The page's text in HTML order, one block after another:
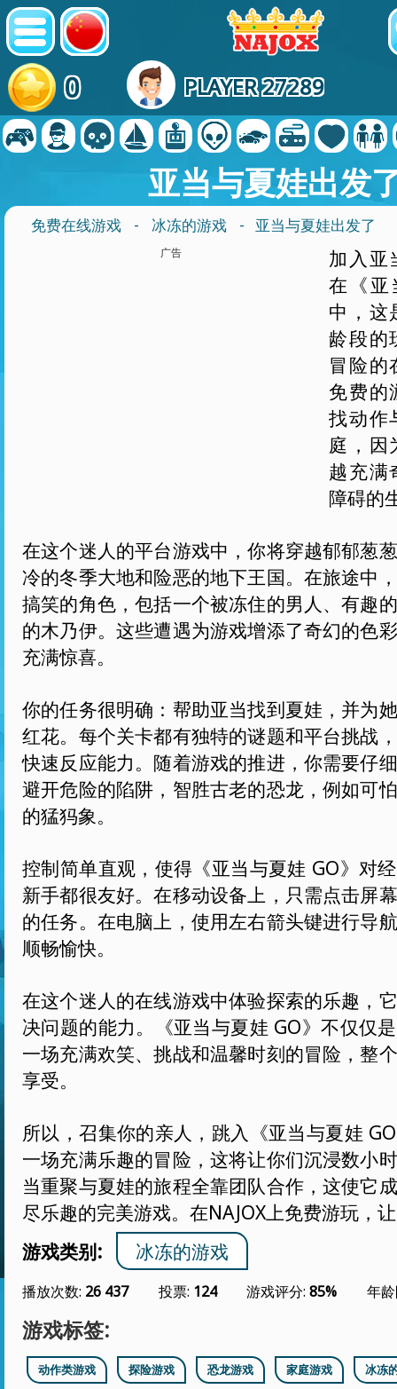
0 PLAYER 27289
亚当与夏娃出发
免费在线游戏 - 冰冻的游戏 - 亚当与夏娃出发了
广告
加入亚
在《亚
中，这
龄段的
冒险的
免费的
找动作
庭，因
越充满
障碍的
在这个迷人的平台游戏中，你将穿越郁郁葱
冷的冬季大地和险恶的地下王国。在旅途中
搞笑的角色，包括一个被冻住的男人、有趣
的木乃伊。这些遭遇为游戏增添了奇幻的色
充满惊喜。
你的任务很明确：帮助亚当找到夏娃，并为
红花。每个关卡都有独特的谜题和平台挑战
快速反应能力。随着游戏的推进，你需要仔
避开危险的陷阱，智胜古老的恐龙，例如可
的猛犸象。
控制简单直观，使得《亚当与夏娃 GO》对
新手都很友好。在移动设备上，只需点击屏
的任务。在电脑上，使用左右箭头键进行导
顺畅愉快。
在这个迷人的在线游戏中体验探索的乐趣，
决问题的能力。《亚当与夏娃 GO》不仅仅
一场充满欢笑、挑战和温馨时刻的冒险，整
享受。
所以，召集你的亲人，跳入《亚当与夏娃
一场充满乐趣的冒险，这将让你们沉浸数小
当重聚与夏娃的旅程全靠团队合作，这使它
尽乐趣的完美游戏。在NAJOX上免费游玩，
游戏类别:
冰冻的游戏
播放次数: 26 437 投票: 124 游戏评分:85% 年
游戏标签:
动作类游戏 探险游戏 恐龙游戏 家庭游戏 冰冻